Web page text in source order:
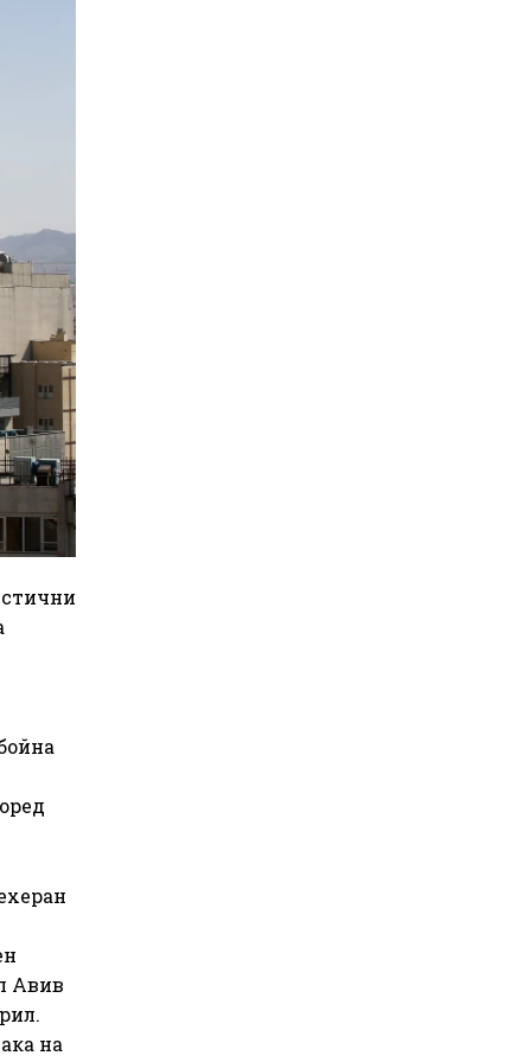
Авив
на